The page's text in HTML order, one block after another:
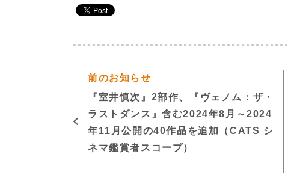
前のお知らせ
『室井慎次』2部作、『ヴェノム：ザ・
ラストダンス』含む2024年8月～2024
年11月公開の40作品を追加（CATS シ
ネマ鑑賞者スコープ）